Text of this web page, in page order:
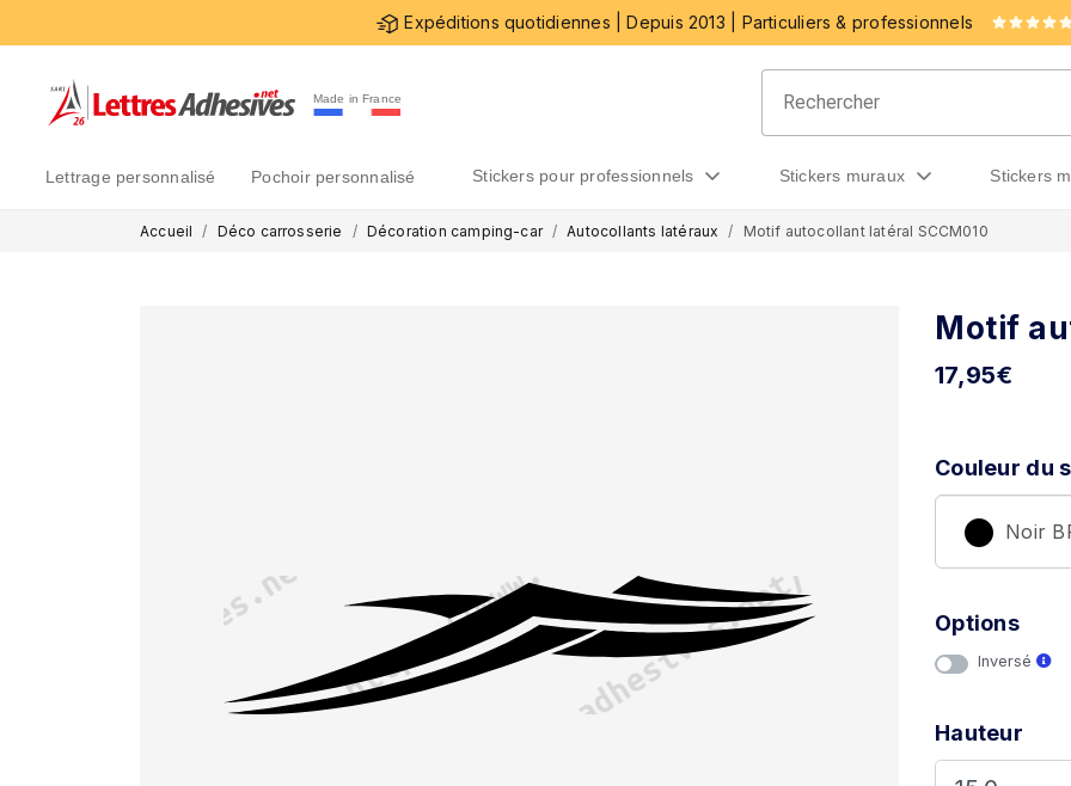
Expéditions quotidiennes | Depuis 2013 | Particuliers & professionnels
Made in France
lettrage personnalisé pochoir personnalisé stickers pour professionnels stickers muraux stickers
Accueil Déco carrosserie Décoration camping-car Autocollants latéraux Motif autocollant latéral SCCM010
Motif
17,95€
Couleur du
Noir
Options
Inversé
Hauteur